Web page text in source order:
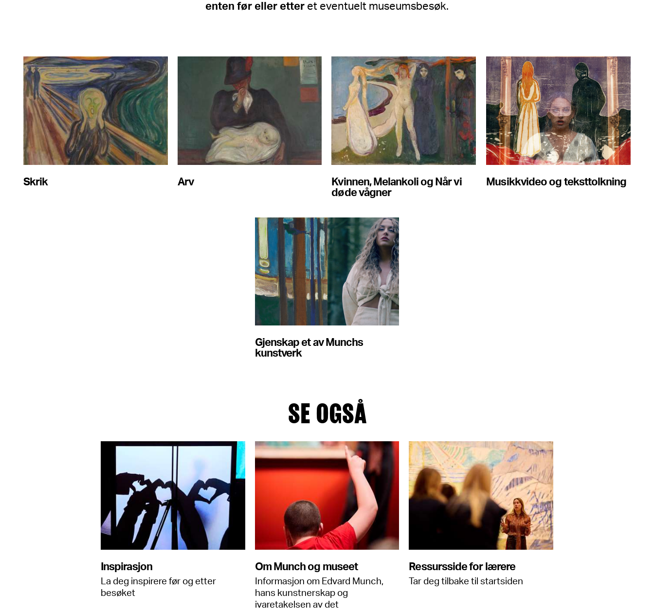
enten før eller etter et eventuelt museumsbesøk.
Skrik Arv
Kvinnen, Melankoli og Når vi
døde vågner
Musikkvideo og teksttolkning
Gjenskap et av Munchs
kunstverk
SE OGSÅ
Inspirasjon
La deg inspirere før og etter
besøket
Om Munch og museet
Informasjon om Edvard Munch,
hans kunstnerskap og
ivaretakelsen av det
Ressursside for lærere
Tar deg tilbake til startsiden